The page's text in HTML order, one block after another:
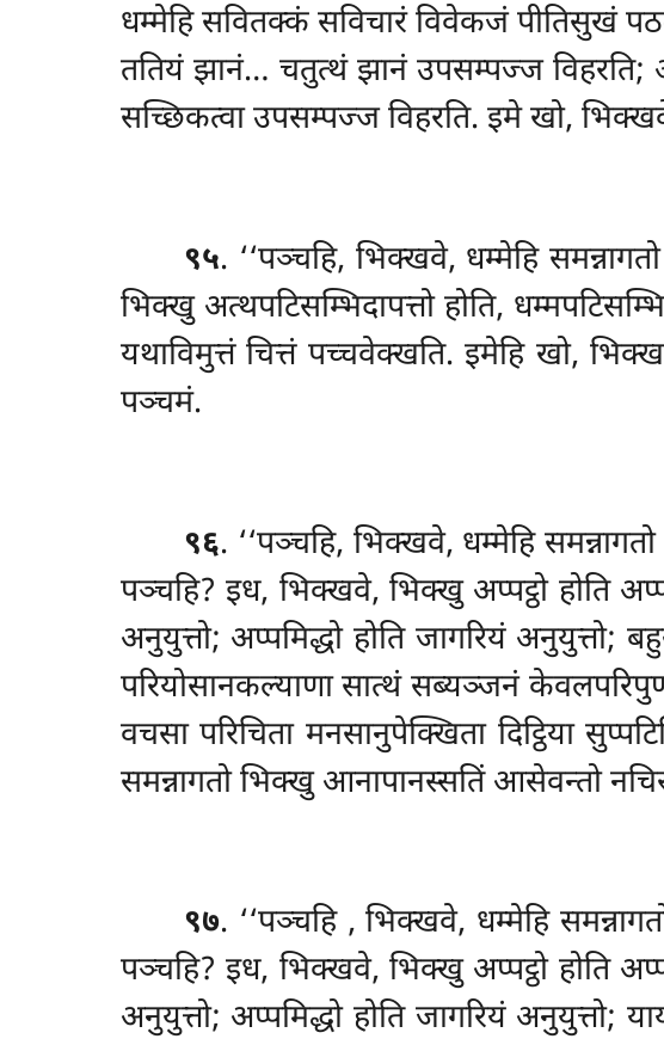
धम्मेहि सवितक्कं सविचारं विवेकजं पीतिसुखं
ततियं झानं… चतुत्थं झानं उपसम्पज्ज विहरति;
सच्छिकत्वा उपसम्पज्ज विहरति. इमे खो,
९५. ‘‘पञ्चहि, भिक्खवे, धम्मेहि
भिक्खु अत्थपटिसम्भिदापत्तो होति,
यथाविमुत्तं चित्तं पच्चवेक्खति. इमेहि खो,
पञ्चमं.
९६. ‘‘पञ्चहि, भिक्खवे, धम्मेहि
पञ्चहि? इध, भिक्खवे, भिक्खु अप्पट्ठो होति
अनुयुत्तो; अप्पमिद्धो होति जागरियं
परियोसानकल्याणा सात्थं सब्यञ्जनं
वचसा परिचिता मनसानुपेक्खिता दिट्ठिया
समन्नागतो भिक्खु आनापानस्सतिं आसेवन्तो
९७. ‘‘पञ्चहि , भिक्खवे, धम्मेहि
पञ्चहि? इध, भिक्खवे, भिक्खु अप्पट्ठो होति
अनुयुत्तो; अप्पमिद्धोहोति जागरियं अनुयुत्तो;